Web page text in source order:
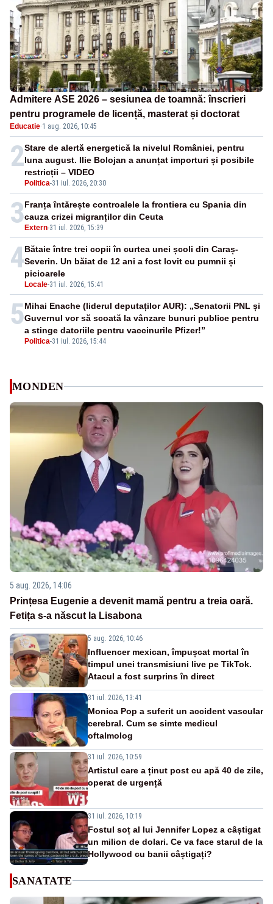
Admitere ASE 2026 – sesiunea de toamnă: înscrieri
pentru programele de licență, masterat și doctorat
Educatie·1 aug. 2026, 10:45
2
Politica-31 iul. 2026, 20:30
Stare de alertă energetică la nivelul României, pentru
luna august. Ilie Bolojan a anunțat importuri și posibile
restricții – VIDEO
3 Extern-31 iul. 2026, 15:39
Franța întărește controalele la frontiera cu Spania din
cauza crizei migranților din Ceuta
4
Locale-31 iul. 2026, 15:41
Bătaie între trei copii în curtea unei școli din Caraș-
Severin. Un băiat de 12 ani a fost lovit cu pumnii și
picioarele
5
Politica-31 iul. 2026, 15:44
Mihai Enache (liderul deputaților AUR): „Senatorii PNL și
Guvernul vor să scoată la vânzare bunuri publice pentru
a stinge datoriile pentru vaccinurile Pfizer!”
MONDEN
5 aug. 2026, 14:06
Prințesa Eugenie a devenit mamă pentru a treia oară.
Fetița s-a născut la Lisabona
5 aug. 2026, 10:46
Influencer mexican, împușcat mortal în
timpul unei transmisiuni live pe TikTok.
Atacul a fost surprins în direct
31 iul. 2026, 13:41
Monica Pop a suferit un accident vascular
cerebral. Cum se simte medicul
oftalmolog
31 iul. 2026, 10:59
Artistul care a ținut post cu apă 40 de zile,
operat de urgență
31 iul. 2026, 10:19
Fostul soț al lui Jennifer Lopez a câștigat
un milion de dolari. Ce va face starul de la
Hollywood cu banii câștigați?
SANATATE